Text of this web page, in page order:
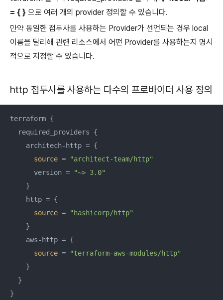
= { } 으로 여러 개의 provider 정의할 수 있습니다.
만약 동일한 접두사를 사용하는 Provider가 선언되는 경우 local
이름을 달리해 관련 리소스에서 어떤 Provider를 사용하는지 명시
적으로 지정할 수 있습니다.
http 접두사를 사용하는 다수의 프로바이더 사용 정의
terraform {
  required_providers {
    architech-http = {
source =
"architect-team/http"
      version =
"~> 3.0"
    }
    http = {
source =
"hashicorp/http"
    }
    aws-http = {
source =
"terraform-aws-modules/http"
    }
  }
}